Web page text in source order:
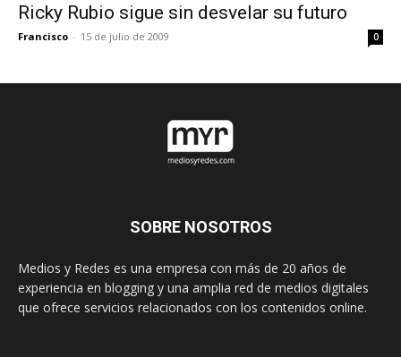
Ricky Rubio sigue sin desvelar su futuro
Francisco - 15 de julio de 2009 0
SOBRE NOSOTROS
Medios y Redes es una empresa con más de 20 años de
experiencia en blogging y una amplia red de medios digitales
que ofrece servicios relacionados con los contenidos online.